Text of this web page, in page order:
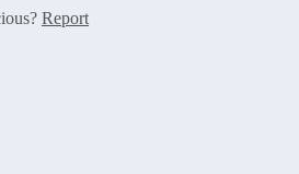
Report